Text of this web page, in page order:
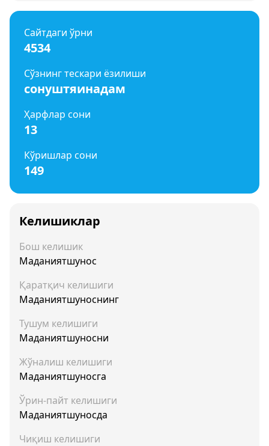
Сайтдаги ўрни
4534
Сўзнинг тескари ёзилиши
сонуштяинадам
Ҳарфлар сони
13
Кўришлар сони
149
Келишиклар
Бош келишик
Маданиятшунос
Қаратқич келишиги
Маданиятшуноснинг
Тушум келишиги
Маданиятшуносни
Жўналиш келишиги
Маданиятшуносга
Ўрин-пайт келишиги
Маданиятшуносда
Чиқиш келишиги